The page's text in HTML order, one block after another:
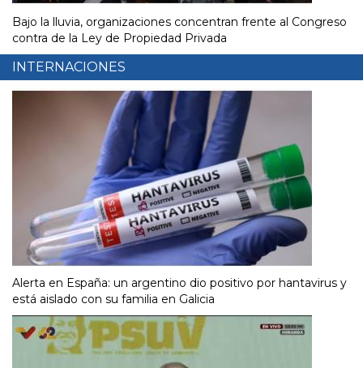
Bajo la lluvia, organizaciones concentran frente al Congreso
contra de la Ley de Propiedad Privada
INTERNACIONES
Alerta en España: un argentino dio positivo por hantavirus y
está aislado con su familia en Galicia